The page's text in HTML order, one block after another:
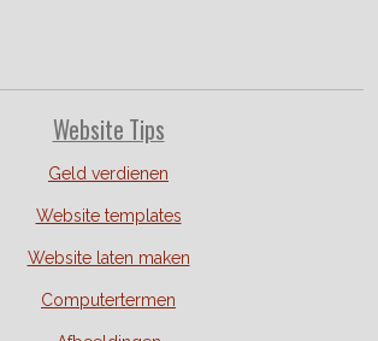
Website Tips
Geld verdienen
Website templates
Website laten maken
Computertermen